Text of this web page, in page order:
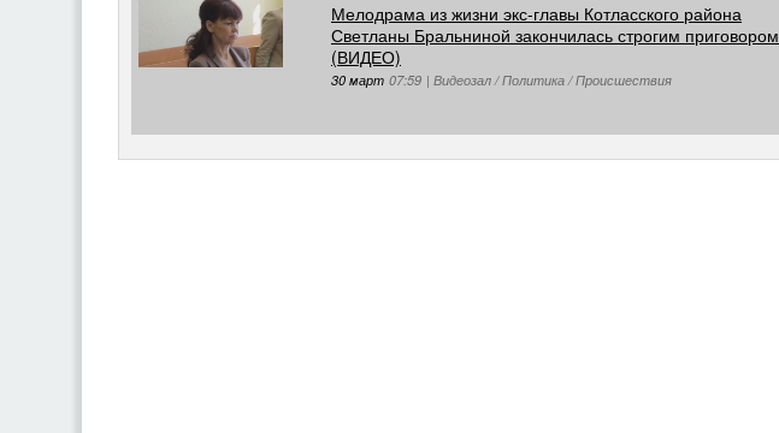
Мелодрама из жизни экс-главы Котласского района
Светланы Бральниной закончилась строгим приговором
(ВИДЕО)
30 март 07:59 | Видеозал / Политика / Происшествия